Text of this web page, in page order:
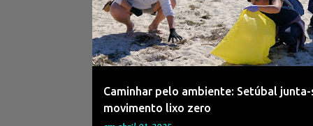
Caminhar pelo ambiente: Setúbal junta-
movimento lixo zero
#VOLUNTARIADO